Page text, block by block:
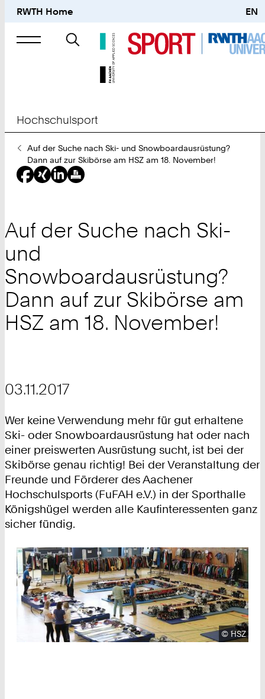
RWTH Home EN
Suche
nach
Hochschulsport
Sie
sind
hier:
Auf der Suche nach Ski- und Snowboardausrüstung?
Dann auf zur Skibörse am HSZ am 18. November!
Auf der Suche nach Ski-
und
Snowboardausrüstung?
Dann auf zur Skibörse am
HSZ am 18. November!
03.11.2017
Wer keine Verwendung mehr für gut erhaltene
Ski- oder Snowboardausrüstung hat oder nach
einer preiswerten Ausrüstung sucht, ist bei der
Skibörse genau richtig! Bei der Veranstaltung der
Freunde und Förderer des Aachener
Hochschulsports (FuFAH e.V.) in der Sporthalle
Königshügel werden alle Kaufinteressenten ganz
sicher fündig.
©HSZ